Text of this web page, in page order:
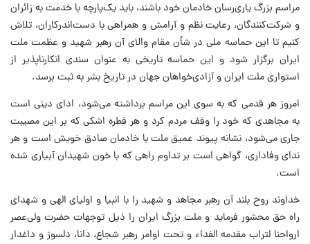
مراسم بزرگ یاری‌رسان خادمان خود باشند، باید یک‌پارچه با خدمت به زائران
و شرکت‌کنندگان، رعایت نظم و آرامش و همراهی با دست‌اندرکاران، تلاش
کنیم تا این حماسه ملی در شأن مقام والای آن رهبر شهید و عظمت ملت
ایران برگزار شود و این حماسه تاریخی به عنوان سندی انکارناپذیر از
استواری ملت ایران و آزادی‌خواهان جهان در تاریخ بشر به ثبت برسد.
امروز هر قدمی که به سوی این مراسم برداشته می‌شود، ادای دینی است
به مجاهدی که خود را وقف مردم کرد و هر قطره اشکی که بر این مصیبت
جاری می‌شود، نشانه پیوند عمیق ملت با خادمان صادق خویش است و هر
ندای وفاداری، گواهی است بر تداوم راهی که با خون شهیدان آبیاری شده
است.
خداوند روح بلند آن رهبر مجاهد و شهید را با انبیا و اولیای الهی و شهدای
راه حق محشور فرماید و ملت بزرگ ایران را ذیل توجهات حضرت ولی‌عصر
ارواحنا لتراب مقدمه الفداء و تحت اوامر رهبر شجاع، دانا، دلسوز و داغدار